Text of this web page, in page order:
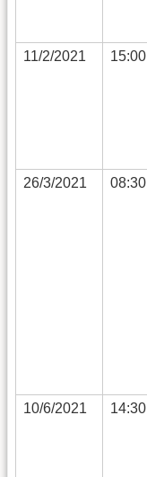
11/2/2021 15:00
26/3/2021 08:30
10/6/2021 14:30